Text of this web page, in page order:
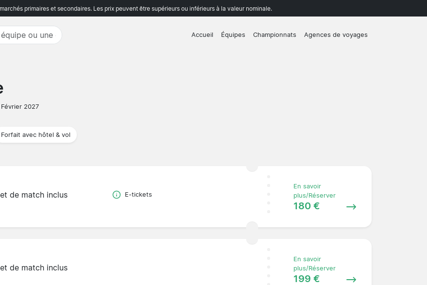
primaires et secondaires. Les prix peuvent être supérieurs ou inférieurs à la valeur nominale.
Accueil Équipes Championnats Agences de voyages
Février 2027
Forfait avec hôtel & vol
de match inclus E-tickets
En savoir
plus/Réserver
180 €
de match inclus
En savoir
plus/Réserver
199 €